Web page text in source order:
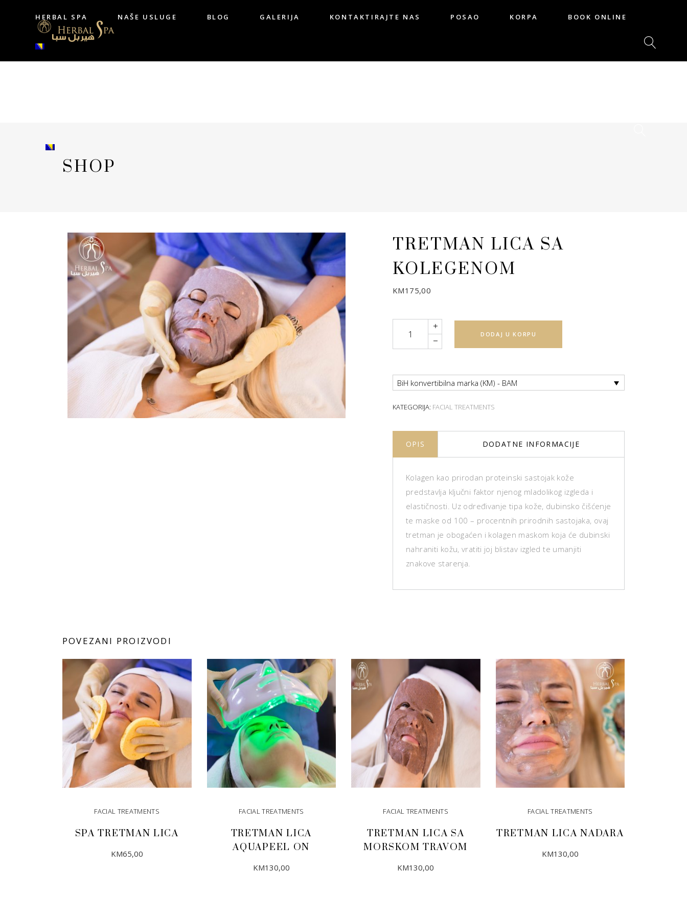
HERBAL SPA NAŠE USLUGE BLOG GALERIJA KONTAKTIRAJTE NAS POSAO KORPA BOOK ONLINE
SHOP
TRETMAN LICA SA
KOLEGENOM
KM175,00
DODAJ U KORPU
BiH konvertibilna marka (KM) - BAM
KATEGORIJA: FACIAL TREATMENTS
OPIS DODATNE INFORMACIJE
Kolagen kao prirodan proteinski sastojak kože
predstavlja ključni faktor njenog mladolikog izgleda i
elastičnosti. Uz određivanje tipa kože, dubinsko čišćenje
te maske od 100 – procentnih prirodnih sastojaka, ovaj
tretman je obogaćen i kolagen maskom koja će dubinski
nahraniti kožu, vratiti joj blistav izgled te umanjiti
znakove starenja.
POVEZANI PROIZVODI
FACIAL TREATMENTS
SPA TRETMAN LICA
KM65,00
FACIAL TREATMENTS
TRETMAN LICA
AQUAPEEL ON
KM130,00
FACIAL TREATMENTS
TRETMAN LICA SA
MORSKOM TRAVOM
KM130,00
FACIAL TREATMENTS
TRETMAN LICA NADARA
KM130,00